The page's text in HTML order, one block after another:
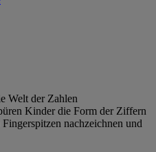
Welt der Zahlen
Kinder die Form der Ziffern
nachzeichnen und